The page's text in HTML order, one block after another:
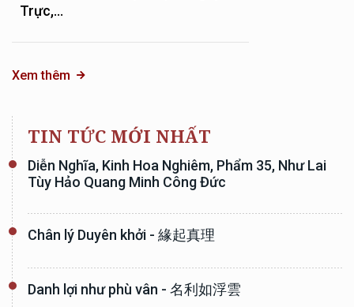
Trực,...
Xem thêm
TIN TỨC MỚI NHẤT
Diễn Nghĩa, Kinh Hoa Nghiêm, Phẩm 35, Như Lai
Tùy Hảo Quang Minh Công Đức
Chân lý Duyên khởi - 緣起真理
Danh lợi như phù vân - 名利如浮雲